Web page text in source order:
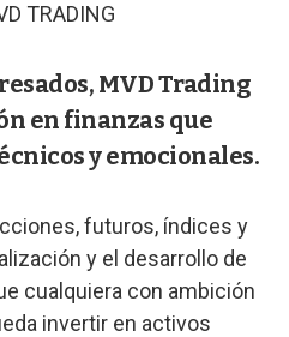
TRADING
MVD Trading
en finanzas que
y emocionales.
futuros, índices y
y el desarrollo de
cualquiera con ambición
invertir en activos